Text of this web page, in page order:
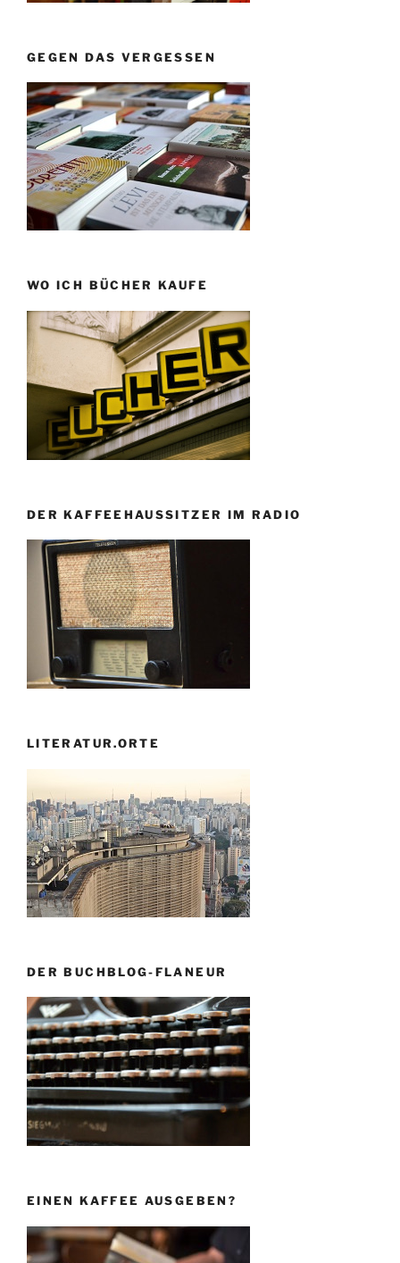
GEGEN DAS VERGESSEN
WO ICH BÜCHER KAUFE
DER KAFFEEHAUSSITZER IM RADIO
LITERATUR.ORTE
DER BUCHBLOG-FLANEUR
EINEN KAFFEE AUSGEBEN?